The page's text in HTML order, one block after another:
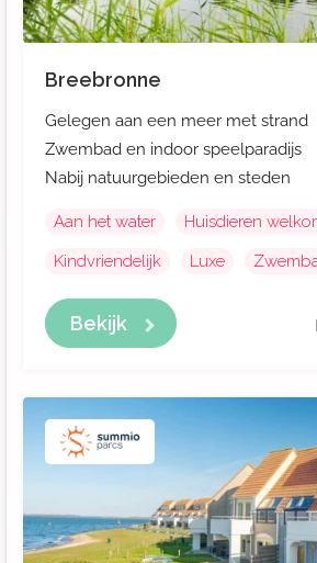
Breebronne
Gelegen aan een meer met strand
Zwembad en indoor speelparadijs
Nabij natuurgebieden en steden
Aan het water
Huisdieren
Kindvriendelijk
Luxe
Bekijk